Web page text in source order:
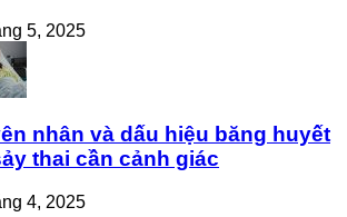
5, 2025
nhân và dấu hiệu băng huyết
thai cần cảnh giác
4, 2025